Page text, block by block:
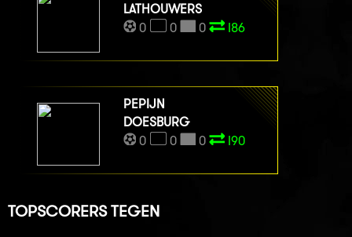
LATHOUWERS
0
0 0 I86
PEPIJN
DOESBURG
0
0 0 I90
TOPSCORERS TEGEN